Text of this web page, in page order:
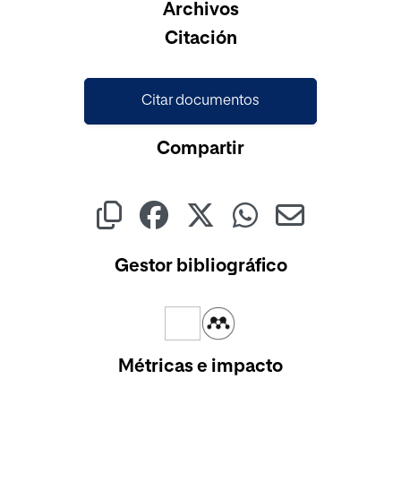
Archivos
Citación
Citar documentos
Compartir
Gestor bibliográfico
Métricas e impacto